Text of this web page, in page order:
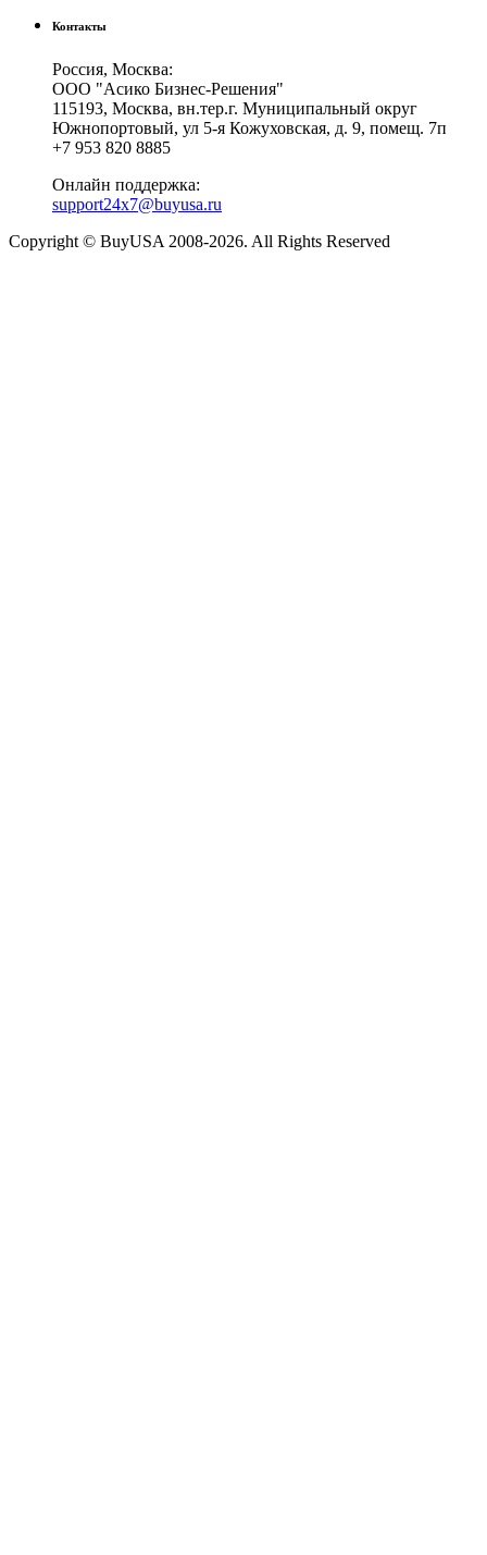
Контакты
Россия, Москва:
ООО "Асико Бизнес-Решения"
115193, Москва, вн.тер.г. Муниципальный округ
Южнопортовый, ул 5-я Кожуховская, д. 9, помещ. 7п
+7 953 820 8885
Онлайн поддержка:
support24x7@buyusa.ru
Copyright © BuyUSA 2008-2026. All Rights Reserved